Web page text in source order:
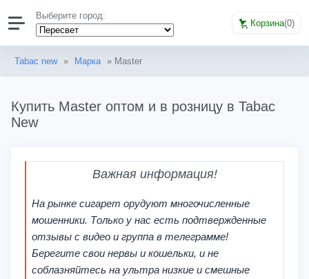
Выберите город:
Корзина(0)
Tabac new » Марка » Master
Купить Master оптом и в розницу в Tabac
New
Важная информация!
На рынке сигарет орудуют многочисленные
мошенники. Только у нас есть подтвержденные
отзывы с видео и группа в телеграмме!
Берегите свои нервы и кошельки, и не
соблазняйтесь на ультра низкие и смешные